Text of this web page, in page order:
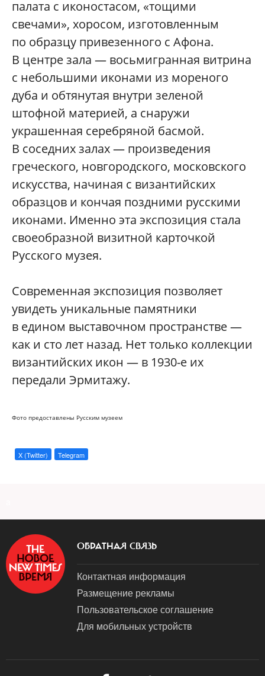
палата с иконостасом, «тощими
свечами», хоросом, изготовленным
по образцу привезенного с Афона.
В центре зала — восьмигранная витрина
с небольшими иконами из мореного
дуба и обтянутая внутри зеленой
штофной материей, а снаружи
украшенная серебряной басмой.
В соседних залах — произведения
греческого, новгородского, московского
искусства, начиная с византийских
образцов и кончая поздними русскими
иконами. Именно эта экспозиция стала
своеобразной визитной карточкой
Русского музея.
Современная экспозиция позволяет
увидеть уникальные памятники
в едином выставочном пространстве —
как и сто лет назад. Нет только коллекции
византийских икон — в 1930-е их
передали Эрмитажу.
Фото предоставлены Русским музеем
X (Twitter) Telegram
ОБРАТНАЯ СВЯЗЬ
Контактная информация
Размещение рекламы
Пользовательское соглашение
Для мобильных устройств